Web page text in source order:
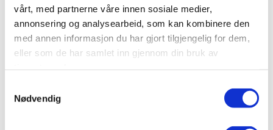
vårt, med partnerne våre innen sosiale medier,
annonsering og analysearbeid, som kan kombinere den
med annen informasjon du har gjort tilgjengelig for dem,
eller som de har samlet inn gjennom din bruk av
Nødvendig
PARK HOTEL VOSSEVANGEN
LOBBYEN